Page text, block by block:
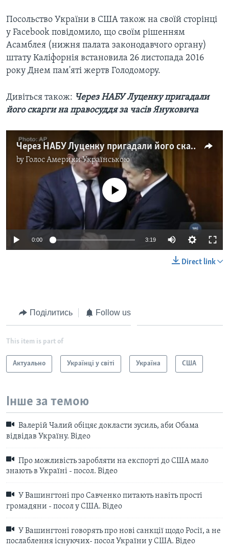
Посольство України в США також на своїй сторінці
у Facebook повідомило, що своїм рішенням
Асамблея (нижня палата законодавчого органу)
штату Каліфорнія встановила 26 листопада 2016
року Днем пам'яті жертв Голодомору.
Дивіться також: Через НАБУ Луценку пригадали
його скарги на правосуддя за часів Януковича
Через НАБУ Луценку пригадали його скарги на правосуддя за часів Януковича. Відео
byГолос Америки Українською
No media source currently available
0:00 3:19
Direct link
Поділитись Follow us
This item is part of
Актуально Українці у світі Україна США
Інше за темою
Валерій Чалий обіцяє докласти зусиль, аби Обама
відвідав Україну. Відео
Про можливість заробляти на експорті до США мало
знають в Україні - посол. Відео
У Вашингтоні про Савченко питають навіть прості
громадяни - посол у США. Відео
У Вашингтоні говорять про нові санкції щодо Росії, а не
послаблення існуючих- посол України у США. Відео